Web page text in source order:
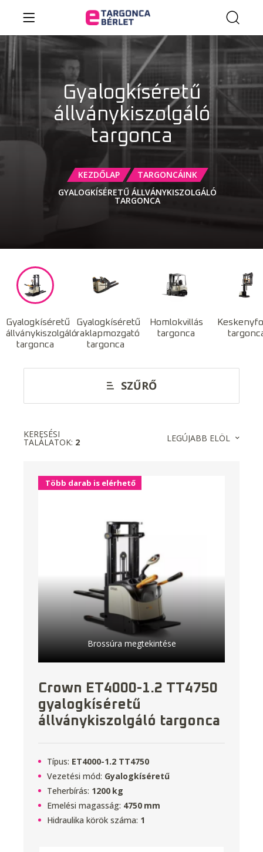
Gyalogkíséretű
állványkiszolgáló
targonca
KEZDŐLAP
TARGONCÁINK
GYALOGKÍSÉRETŰ ÁLLVÁNYKISZOLGÁLÓ
TARGONCA
Gyalogkíséretű
állványkiszolgáló
targonca
Gyalogkíséretű
raklapmozgató
targonca
Homlokvillás
targonca
SZŰRŐ
KERESÉSI
TALÁLATOK: 2 LEGÚJABB ELÖL
Több darab is elérhető
Brossúra megtekintése
Crown ET4000-1.2 TT4750
gyalogkíséretű
állványkiszolgáló targonca
Típus: ET4000-1.2 TT4750
Vezetési mód: Gyalogkíséretű
Teherbírás: 1200 kg
Emelési magasság: 4750 mm
Hidraulika körök száma: 1